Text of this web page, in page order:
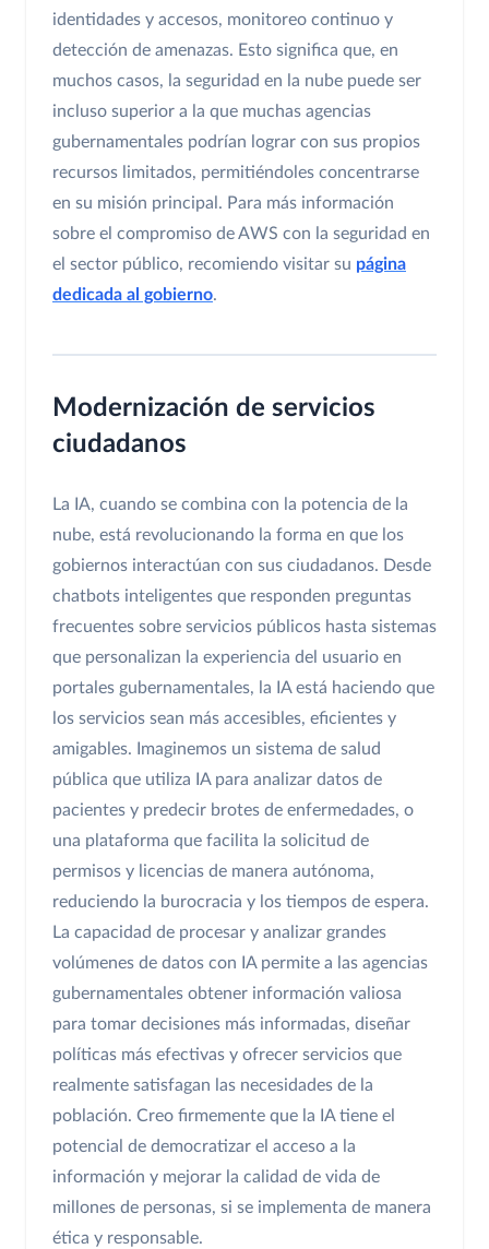
identidades y accesos, monitoreo continuo y
detección de amenazas. Esto significa que, en
muchos casos, la seguridad en la nube puede ser
incluso superior a la que muchas agencias
gubernamentales podrían lograr con sus propios
recursos limitados, permitiéndoles concentrarse
en su misión principal. Para más información
sobre el compromiso de AWS con la seguridad en
el sector público, recomiendo visitar su página
dedicada al gobierno.
Modernización de servicios
ciudadanos
La IA, cuando se combina con la potencia de la
nube, está revolucionando la forma en que los
gobiernos interactúan con sus ciudadanos. Desde
chatbots inteligentes que responden preguntas
frecuentes sobre servicios públicos hasta sistemas
que personalizan la experiencia del usuario en
portales gubernamentales, la IA está haciendo que
los servicios sean más accesibles, eficientes y
amigables. Imaginemos un sistema de salud
pública que utiliza IA para analizar datos de
pacientes y predecir brotes de enfermedades, o
una plataforma que facilita la solicitud de
permisos y licencias de manera autónoma,
reduciendo la burocracia y los tiempos de espera.
La capacidad de procesar y analizar grandes
volúmenes de datos con IA permite a las agencias
gubernamentales obtener información valiosa
para tomar decisiones más informadas, diseñar
políticas más efectivas y ofrecer servicios que
realmente satisfagan las necesidades de la
población. Creo firmemente que la IA tiene el
potencial de democratizar el acceso a la
información y mejorar la calidad de vida de
millones de personas, si se implementa de manera
ética y responsable.